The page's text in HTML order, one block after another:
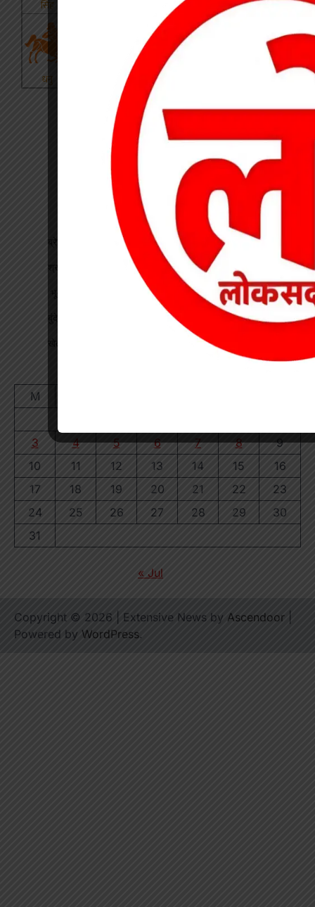
ब्रेकिंग : खेत में विवाद के बाद महिला की संदिग्ध मौत, पति फरार
श्रद्धा पेट्रोल पंप तिवारता में पुलिस का छापा गड़बड़ी की आशंका
भू-प्रभावित युवाओं को रोजगार देने की मांग, महाप्रबंधक को सौंपा ज्ञापन
बुंदेली-सुतर्रा मार्ग की बदहाली पर चक्काजाम, चार घंटे थमे वाहनों के पहिए
खेत में काम कर रहे किसान पर गिरी गाज, मौत
M
3
4 5 6 7 8
9
10
11 12 13 14 15
16
17
18 19 20 21 22
23
24
25 26 27 28 29
30
31
« Jul
Copyright © 2026 | Extensive News by Ascendoor
Powered by WordPress.